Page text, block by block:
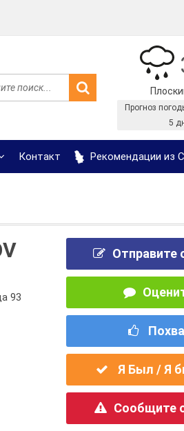
Прогноз
5
Контакт Рекомендации из
93
Отправите
Я Был / Я
Сообщите